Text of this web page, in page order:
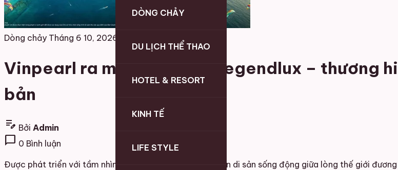
DÒNG CHẢY
DU LỊCH THỂ THAO
HOTEL & RESORT
KINH TẾ
LIFE STYLE
Dòng chảy Tháng 6 10, 2026
Vinpearl ra mắt Vinpearl Legendlux – thương
bản
edit_note Bởi Admin
chat_bubble 0 Bình luận
Được phát triển với tầm nhìn trở thành kiệt tác khách sạn di sản sống động giữa lòng thế giới